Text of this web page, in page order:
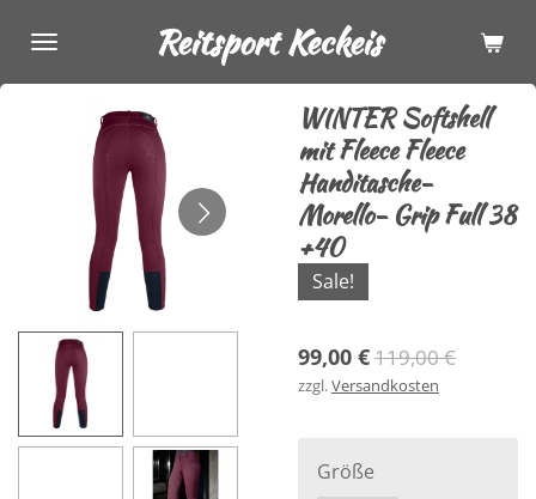
Hauptinhalt
springen
Reitsport Keckeis
WINTER Softshell
mit Fleece Fleece
Handitasche-
Morello- Grip Full 38
+40
Sale!
99,00 €119,00 €
zzgl.Versandkosten
Größe